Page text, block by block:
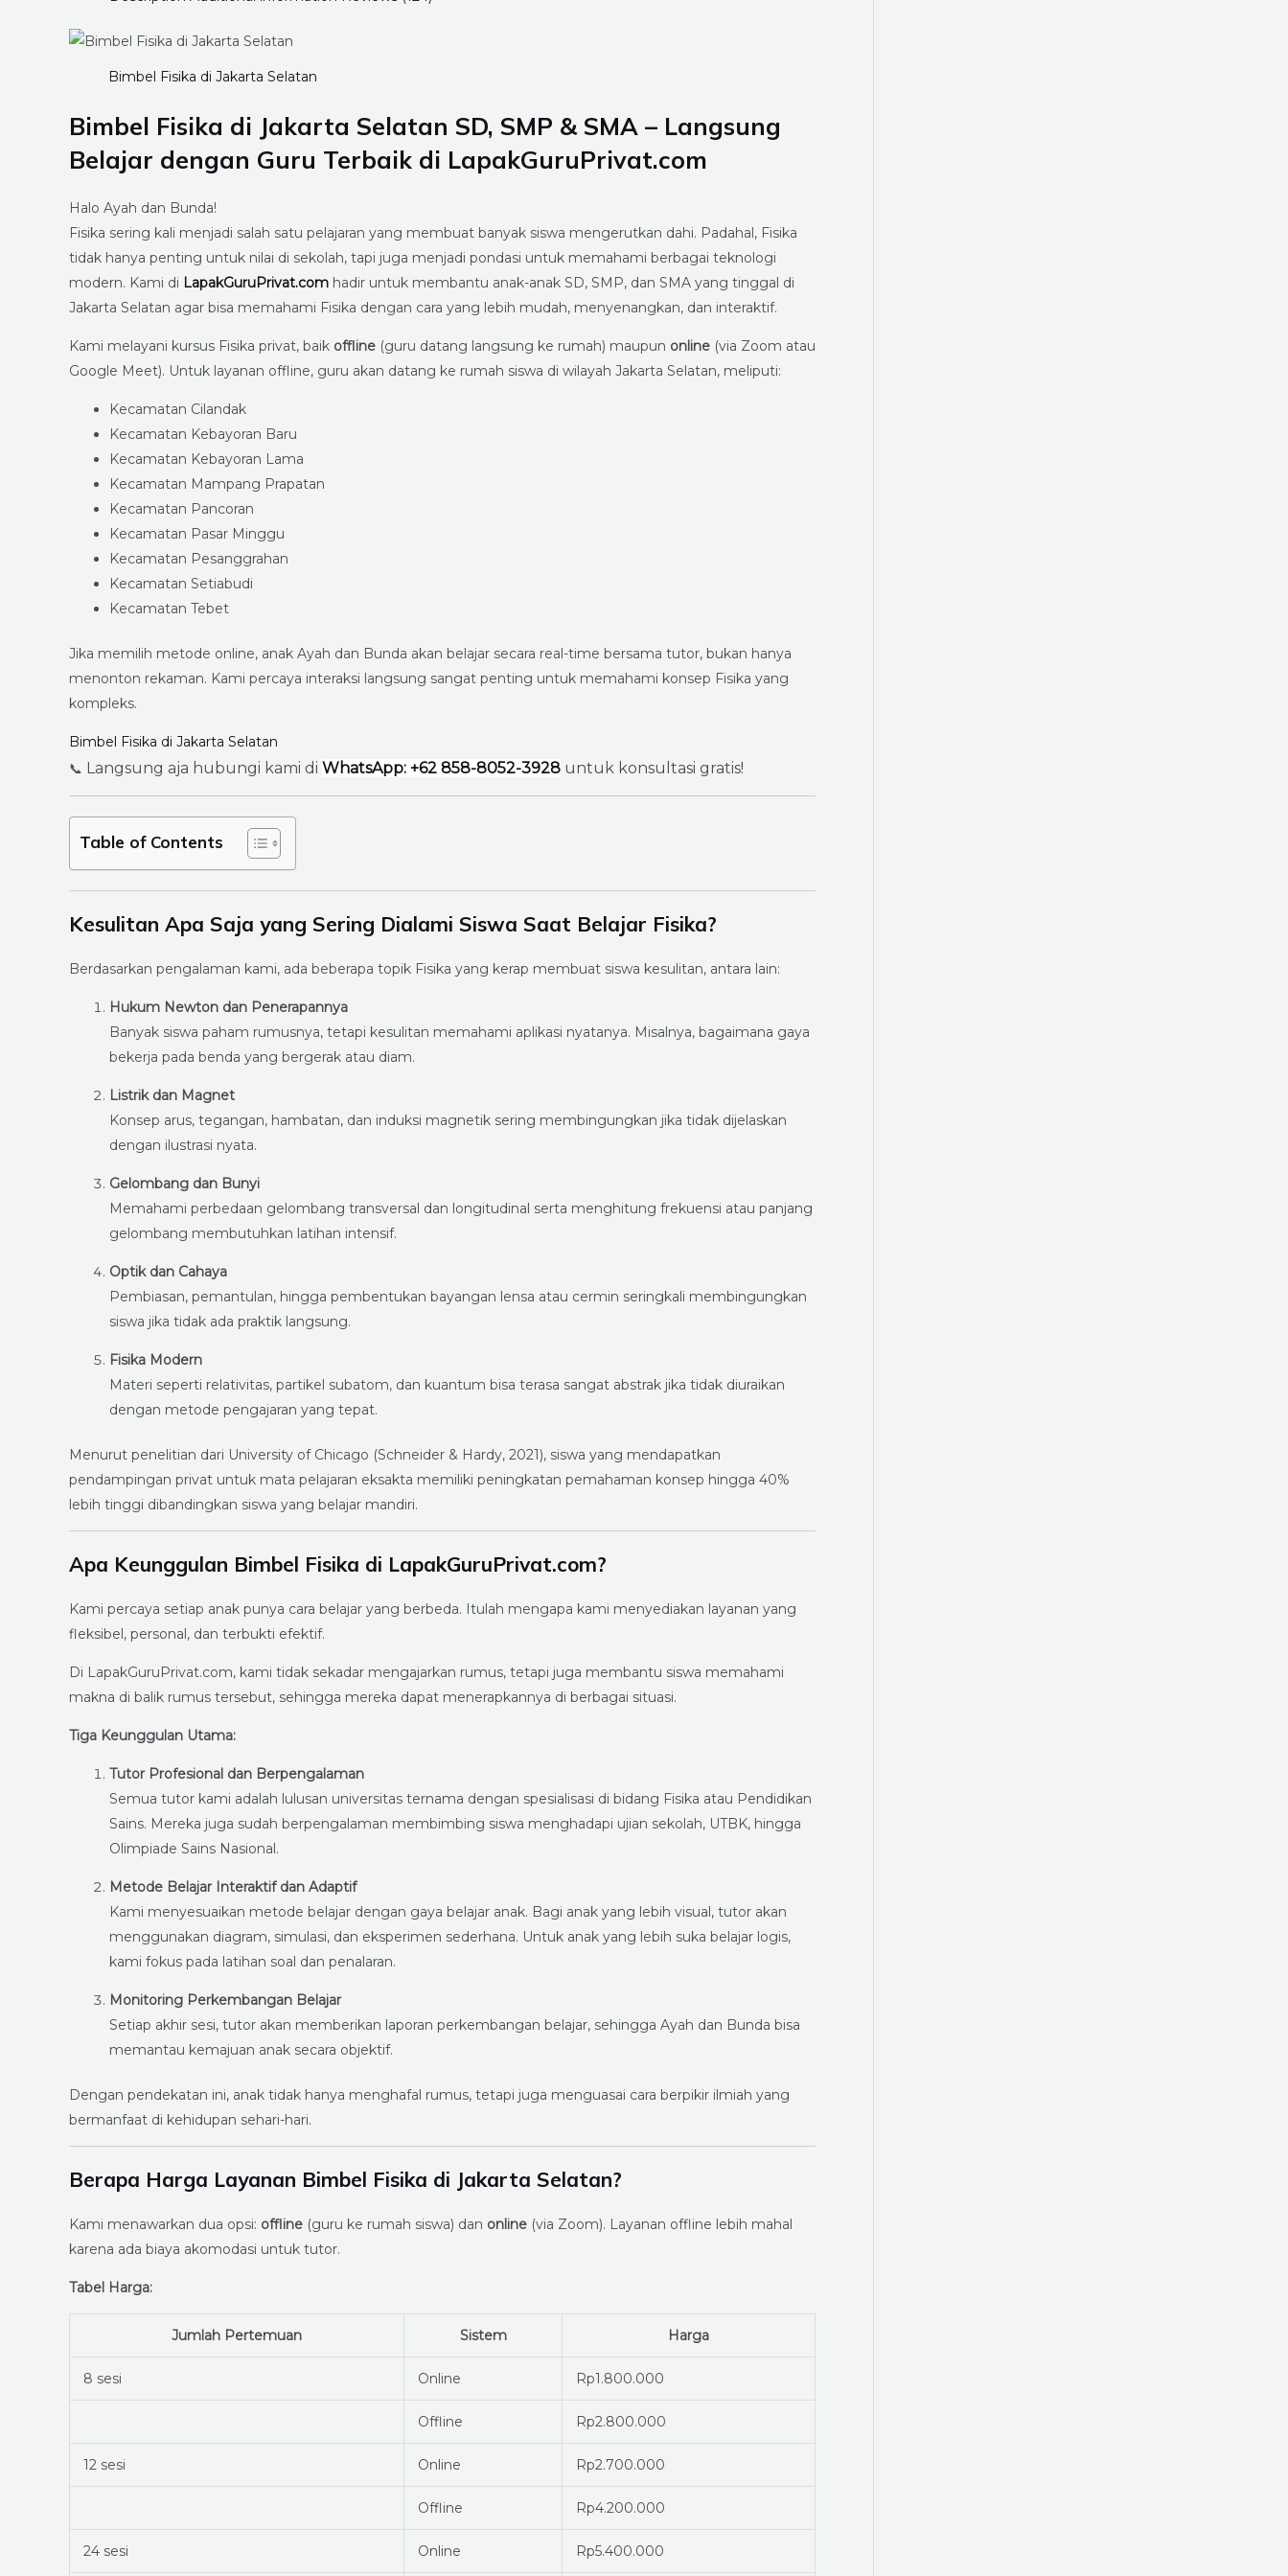
Bimbel Fisika di Jakarta Selatan
Bimbel Fisika di Jakarta Selatan SD, SMP & SMA – Langsung
Belajar dengan Guru Terbaik di LapakGuruPrivat.com
Halo Ayah dan Bunda!
Fisika sering kali menjadi salah satu pelajaran yang membuat banyak siswa mengerutkan dahi. Padahal, Fisika
tidak hanya penting untuk nilai di sekolah, tapi juga menjadi pondasi untuk memahami berbagai teknologi
modern. Kami di LapakGuruPrivat.com hadir untuk membantu anak-anak SD, SMP, dan SMA yang tinggal di
Jakarta Selatan agar bisa memahami Fisika dengan cara yang lebih mudah, menyenangkan, dan interaktif.
Kami melayani kursus Fisika privat, baik offline (guru datang langsung ke rumah) maupun online (via Zoom atau
Google Meet). Untuk layanan offline, guru akan datang ke rumah siswa di wilayah Jakarta Selatan, meliputi:
Kecamatan Cilandak
Kecamatan Kebayoran Baru
Kecamatan Kebayoran Lama
Kecamatan Mampang Prapatan
Kecamatan Pancoran
Kecamatan Pasar Minggu
Kecamatan Pesanggrahan
Kecamatan Setiabudi
Kecamatan Tebet
Jika memilih metode online, anak Ayah dan Bunda akan belajar secara real-time bersama tutor, bukan hanya
menonton rekaman. Kami percaya interaksi langsung sangat penting untuk memahami konsep Fisika yang
kompleks.
Bimbel Fisika di Jakarta Selatan
📞 Langsung aja hubungi kami di WhatsApp: +62 858-8052-3928 untuk konsultasi gratis!
Table of Contents
Kesulitan Apa Saja yang Sering Dialami Siswa Saat Belajar Fisika?
Berdasarkan pengalaman kami, ada beberapa topik Fisika yang kerap membuat siswa kesulitan, antara lain:
Hukum Newton dan Penerapannya
Banyak siswa paham rumusnya, tetapi kesulitan memahami aplikasi nyatanya. Misalnya, bagaimana gaya
bekerja pada benda yang bergerak atau diam.
Listrik dan Magnet
Konsep arus, tegangan, hambatan, dan induksi magnetik sering membingungkan jika tidak dijelaskan
dengan ilustrasi nyata.
Gelombang dan Bunyi
Memahami perbedaan gelombang transversal dan longitudinal serta menghitung frekuensi atau panjang
gelombang membutuhkan latihan intensif.
Optik dan Cahaya
Pembiasan, pemantulan, hingga pembentukan bayangan lensa atau cermin seringkali membingungkan
siswa jika tidak ada praktik langsung.
Fisika Modern
Materi seperti relativitas, partikel subatom, dan kuantum bisa terasa sangat abstrak jika tidak diuraikan
dengan metode pengajaran yang tepat.
Menurut penelitian dari University of Chicago (Schneider & Hardy, 2021), siswa yang mendapatkan
pendampingan privat untuk mata pelajaran eksakta memiliki peningkatan pemahaman konsep hingga 40%
lebih tinggi dibandingkan siswa yang belajar mandiri.
Apa Keunggulan Bimbel Fisika di LapakGuruPrivat.com?
Kami percaya setiap anak punya cara belajar yang berbeda. Itulah mengapa kami menyediakan layanan yang
fleksibel, personal, dan terbukti efektif.
Di LapakGuruPrivat.com, kami tidak sekadar mengajarkan rumus, tetapi juga membantu siswa memahami
makna di balik rumus tersebut, sehingga mereka dapat menerapkannya di berbagai situasi.
Tiga Keunggulan Utama:
Tutor Profesional dan Berpengalaman
Semua tutor kami adalah lulusan universitas ternama dengan spesialisasi di bidang Fisika atau Pendidikan
Sains. Mereka juga sudah berpengalaman membimbing siswa menghadapi ujian sekolah, UTBK, hingga
Olimpiade Sains Nasional.
Metode Belajar Interaktif dan Adaptif
Kami menyesuaikan metode belajar dengan gaya belajar anak. Bagi anak yang lebih visual, tutor akan
menggunakan diagram, simulasi, dan eksperimen sederhana. Untuk anak yang lebih suka belajar logis,
kami fokus pada latihan soal dan penalaran.
Monitoring Perkembangan Belajar
Setiap akhir sesi, tutor akan memberikan laporan perkembangan belajar, sehingga Ayah dan Bunda bisa
memantau kemajuan anak secara objektif.
Dengan pendekatan ini, anak tidak hanya menghafal rumus, tetapi juga menguasai cara berpikir ilmiah yang
bermanfaat di kehidupan sehari-hari.
Berapa Harga Layanan Bimbel Fisika di Jakarta Selatan?
Kami menawarkan dua opsi: offline (guru ke rumah siswa) dan online (via Zoom). Layanan offline lebih mahal
karena ada biaya akomodasi untuk tutor.
Tabel Harga:
Jumlah Pertemuan Sistem Harga
8 sesi Online Rp1.800.000
Offline Rp2.800.000
12 sesi Online Rp2.700.000
Offline Rp4.200.000
24 sesi Online Rp5.400.000